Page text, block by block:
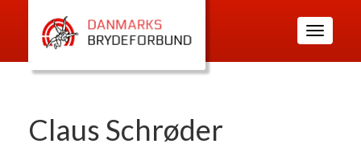
Toggle
navigation
Claus Schrøder